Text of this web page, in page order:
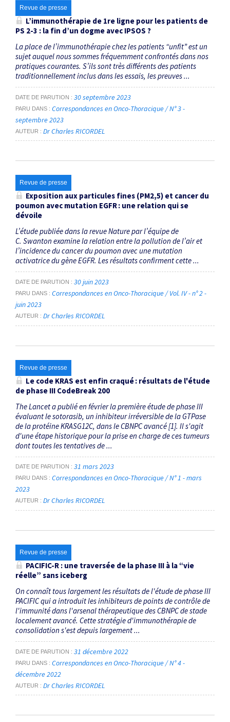
Revue de presse
L’immunothérapie de 1re ligne pour les patients de
PS 2-3 : la fin d’un dogme avec IPSOS ?
La place de l’immunothérapie chez les patients “unfit” est un
sujet auquel nous sommes fréquemment confrontés dans nos
pratiques courantes. S’ils sont très différents des patients
traditionnellement inclus dans les essais, les preuves ...
DATE DE PARUTION 30 septembre 2023
PARU DANS
Correspondances en Onco-Thoracique / N° 3 -
septembre 2023
AUTEUR Dr Charles RICORDEL
Revue de presse
Exposition aux particules fines (PM2,5) et cancer du
poumon avec mutation EGFR : une relation qui se
dévoile
L’étude publiée dans la revue Nature par l’équipe de
C. Swanton examine la relation entre la pollution de l’air et
l’incidence du cancer du poumon avec une mutation
activatrice du gène EGFR. Les résultats confirment cette ...
DATE DE PARUTION 30 juin 2023
PARU DANS
Correspondances en Onco-Thoracique / Vol. IV - n° 2 -
juin 2023
AUTEUR Dr Charles RICORDEL
Revue de presse
Le code KRAS est enfin craqué : résultats de l'étude
de phase III CodeBreak 200
The Lancet a publié en février la première étude de phase III
évaluant le sotorasib, un inhibiteur irréversible de la GTPase
de la protéine KRASG12C, dans le CBNPC avancé [1]. Il s'agit
d'une étape historique pour la prise en charge de ces tumeurs
dont toutes les tentatives de ...
DATE DE PARUTION 31 mars 2023
PARU DANS
Correspondances en Onco-Thoracique / N° 1 - mars
2023
AUTEUR Dr Charles RICORDEL
Revue de presse
PACIFIC-R : une traversée de la phase III à la “vie
réelle” sans iceberg
On connaît tous largement les résultats de l'étude de phase III
PACIFIC qui a introduit les inhibiteurs de points de contrôle de
l'immunité dans l'arsenal thérapeutique des CBNPC de stade
localement avancé. Cette stratégie d'immuno­thérapie de
consolidation s'est depuis largement ...
DATE DE PARUTION 31 décembre 2022
PARU DANS
Correspondances en Onco-Thoracique / N° 4 -
décembre 2022
AUTEUR Dr Charles RICORDEL